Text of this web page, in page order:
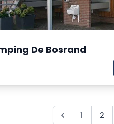
De Bosrand
1 2